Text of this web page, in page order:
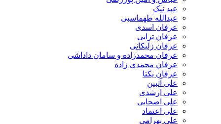
عبد نیک
عبدالله طهماسبی‎
عرفان اسدی
عرفان ترابی
عرفان زلیکانی
عرفان محمدزاده و سامان داداشی
عرفان محمدی زاده
عرفان یکتا
علی آتبین
علی ارشدی
علی اصحابی
علی اعتماد
علی بهرامی